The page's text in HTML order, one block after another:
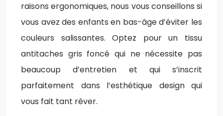
raisons ergonomiques, nous vous conseillons si
vous avez des enfants en bas-âge d’éviter les
couleurs salissantes. Optez pour un tissu
antitaches gris foncé qui ne nécessite pas
beaucoup d’entretien et qui s’inscrit
parfaitement dans l’esthétique design qui
vous fait tant rêver.